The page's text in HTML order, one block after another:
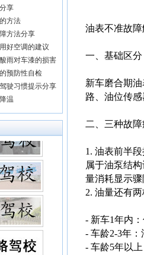
享
方法
方法分享
好空调的建议
雨对车漆的损害
预防性自检
驶习惯提示分享
温
油表不准故
一、基础区分
新车磨合期
路、油位传
二、三种故
1. 油表前半
属于油泵结
量消耗显示
2. 油量还有
- 新车1年内
- 车龄2-3年
- 车龄5年以